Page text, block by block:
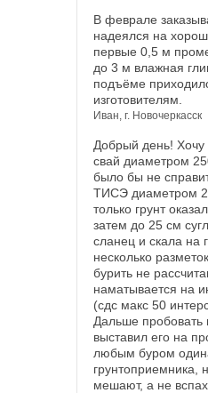
В феврале
надеялся на
первые 0,5 м
до 3 м влажная
подъёме
изготовителям.
Иван, г. Новочеркасск
Добрый день! Хочу
свай диаметром
было бы не
ТИСЭ диаметром
только грунт
затем до 25 см
сланец и скала на
несколько
бурить не
наматывается на
(cдc макс 50
Дальше пробовать
выставил его на
любым буром
грунтоприемника,
мешают, а не